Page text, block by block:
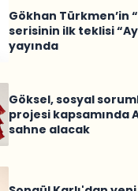
Gökhan Türkmen’in
serisinin ilk teklisi
yayında
Göksel, sosyal
projesi kapsamında
sahne alacak